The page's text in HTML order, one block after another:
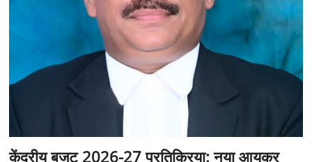
केंद्रीय बजट 2026-27 प्रतिक्रिया: नया आयकर